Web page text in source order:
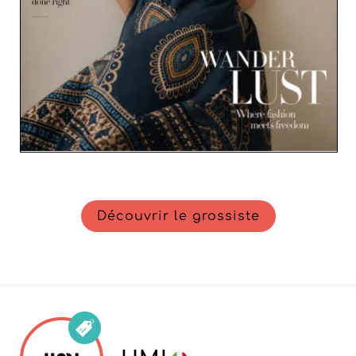
Découvrir le grossiste